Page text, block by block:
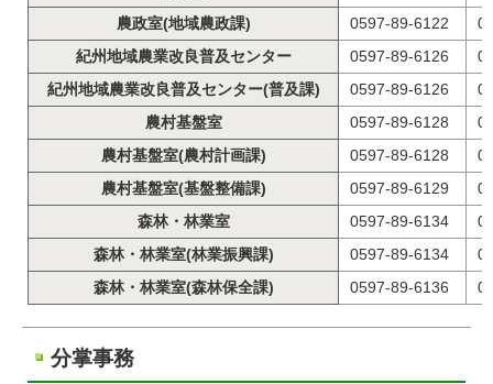
農政室(地域農政課)
0597-89-6122
紀州地域農業改良普及センター
0597-89-6126
紀州地域農業改良普及センター(普及課)
0597-89-6126
農村基盤室
0597-89-6128
農村基盤室(農村計画課)
0597-89-6128
農村基盤室(基盤整備課)
0597-89-6129
森林・林業室
0597-89-6134
森林・林業室(林業振興課)
0597-89-6134
森林・林業室(森林保全課)
0597-89-6136
分掌事務